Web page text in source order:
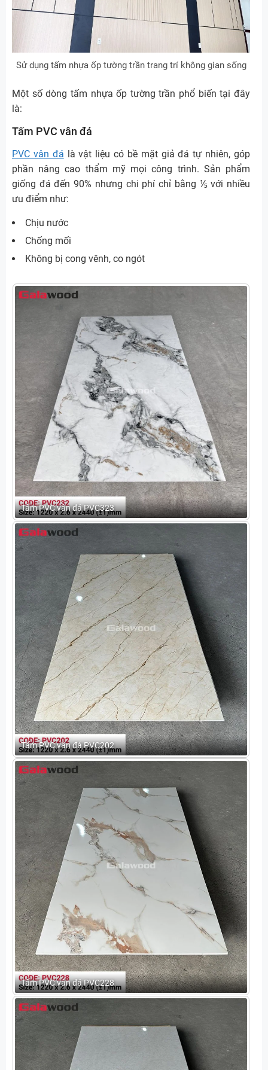
Sử dụng tấm nhựa ốp tường trần trang trí không gian sống
Một số dòng tấm nhựa ốp tường trần phổ biến tại đây
là:
Tấm PVC vân đá
PVC vân đá là vật liệu có bề mặt giả đá tự nhiên, góp
phần nâng cao thẩm mỹ mọi công trình. Sản phẩm
giống đá đến 90% nhưng chi phí chỉ bằng ⅕ với nhiều
ưu điểm như:
Chịu nước
Chống mối
Không bị cong vênh, co ngót
Tấm PVC vân đá PVC323
Tấm PVC vân đá PVC202
Tấm PVC vân đá PVC228